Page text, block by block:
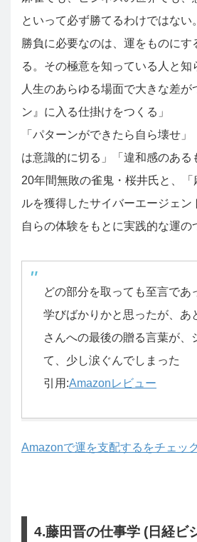
といって必ず勝てるわけではない。
勝負に必要なのは、運をものにす
る。その極意を知っている人と知
人生のあらゆる場面で大きな差が
ン』に入る仕掛けをつくる」
「パターンができたら自ら壊せ
は意識的に切る」「違和感のある
20年間無敗の雀鬼・桜井氏と、「
ルを獲得したサイバーエージェン
自らの体験をもとに実践的な運の
どの部分を取っても至言であ
学びばかりかと思ったが、あ
さんへの最後の贈る言葉が、
て、少し涙ぐんでしまった
引用:Amazonレビュー
Amazonで運を支配するをチェッ
4.藤田晋の仕事学 (日経ビ